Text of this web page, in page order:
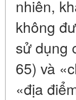
nhiên,
không
sử dụng
65) và
«địa